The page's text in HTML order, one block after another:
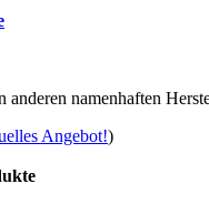
namenhaften
Angebot!)